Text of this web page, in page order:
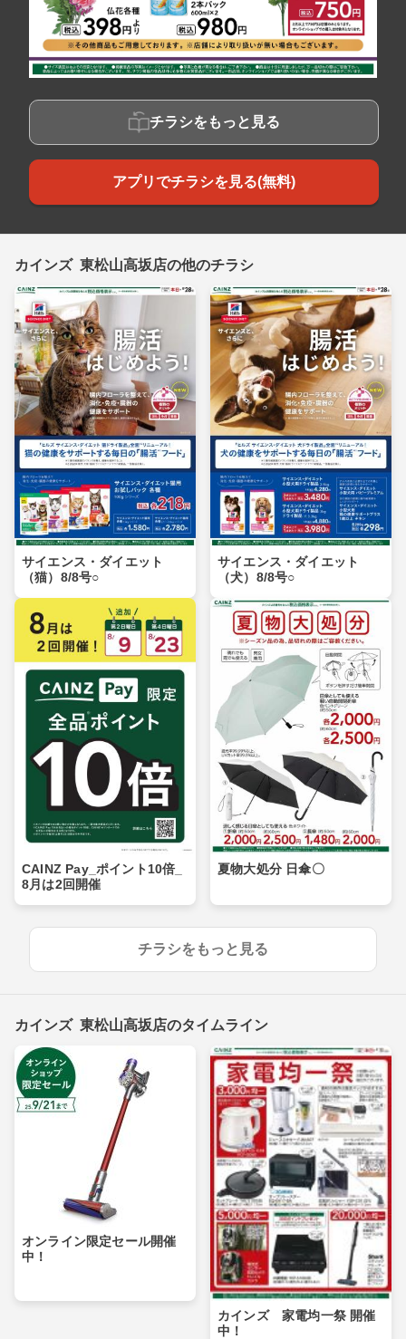
チラシをもっと見る
アプリでチラシを見る(無料)
カインズ 東松山高坂店の他のチラシ
サイエンス・ダイエット
（猫）8/8号○
サイエンス・ダイエット
（犬）8/8号○
CAINZ Pay_ポイント10倍_
8月は2回開催
夏物大処分 日傘〇
チラシをもっと見る
カインズ 東松山高坂店のタイムライン
オンライン限定セール開催
中！
カインズ 家電均一祭 開催
中！